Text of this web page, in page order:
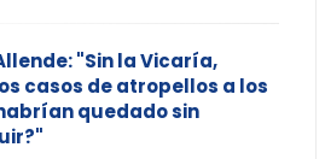
"Sin la Vicaría,
casos de atropellos a los
habrían quedado sin